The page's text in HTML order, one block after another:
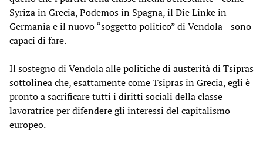
Syriza in Grecia, Podemos in Spagna, il Die Linke in
Germania e il nuovo “soggetto politico” di Vendola—sono
capaci di fare.
Il sostegno di Vendola alle politiche di austerità di Tsipras
sottolinea che, esattamente come Tsipras in Grecia, egli è
pronto a sacrificare tutti i diritti sociali della classe
lavoratrice per difendere gli interessi del capitalismo
europeo.